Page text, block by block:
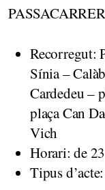
Recorregut:
Sínia –
Cardedeu –
plaça Can
Vich
Horari: de
Tipus